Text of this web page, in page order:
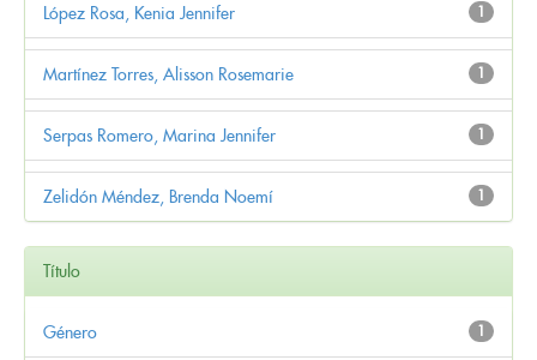
1
López Rosa, Kenia Jennifer
1
Martínez Torres, Alisson Rosemarie
1
Serpas Romero, Marina Jennifer
1
Zelidón Méndez, Brenda Noemí
Título
1
Género